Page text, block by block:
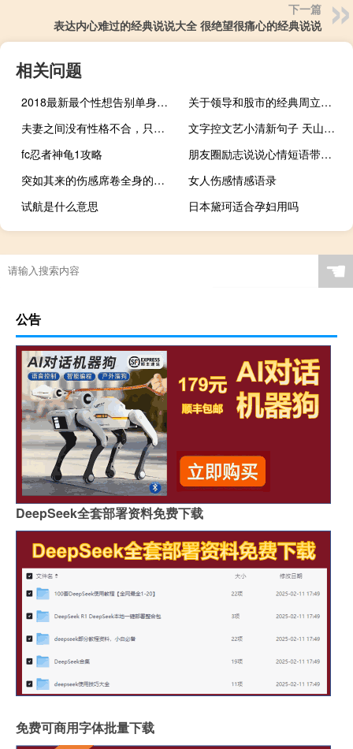
下一篇
表达内心难过的经典说说大全 很绝望很痛心的经典说说
相关问题
2018最新最个性想告别单身的说说签名大全
关于领导和股市的经典周立波语录
夫妻之间没有性格不合，只有理解不够
文字控文艺小清新句子 天山鸟飞绝故人两相忘
fc忍者神龟1攻略
朋友圈励志说说心情短语带图片 温暖人心的说说能激励人的那种
突如其来的伤感席卷全身的伤感说说 感到特别悲伤的非主流伤感说说
女人伤感情感语录
试航是什么意思
日本黛珂适合孕妇用吗
☚
公告
DeepSeek全套部署资料免费下载
免费可商用字体批量下载